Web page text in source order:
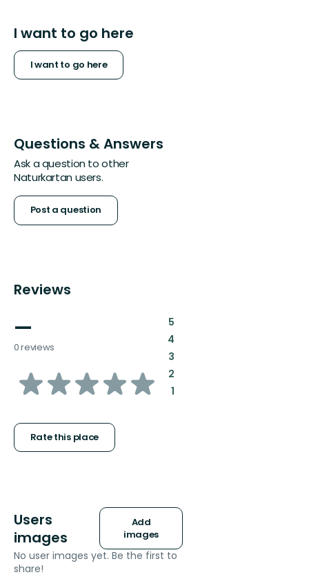
I want to go here
I want to go here
Questions & Answers
Ask a question to other
Naturkartan users.
Post a question
Reviews
—
0 reviews
of
stars
Rate this place
5:
4:
3:
2:
1:
Users
images
Add
images
No user images yet. Be the first to
share!